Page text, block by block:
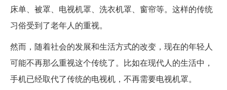
床单、被罩、电视机罩、洗衣机罩、窗帘等。这样的传统
习俗受到了老年人的重视。
然而，随着社会的发展和生活方式的改变，现在的年轻人
可能不再那么重视这个传统了。比如在现代人的生活中，
手机已经取代了传统的电视机，不再需要电视机罩。